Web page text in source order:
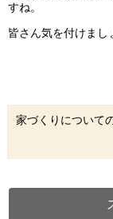
すね。
皆さん気を付けまし
家づくりについて